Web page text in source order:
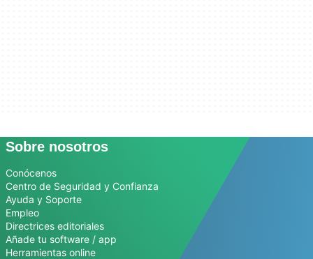
Sobre nosotros
Conócenos
Centro de Seguridad y Confianza
Ayuda y Soporte
Empleo
Directrices editoriales
Añade tu software / app
Herramientas online